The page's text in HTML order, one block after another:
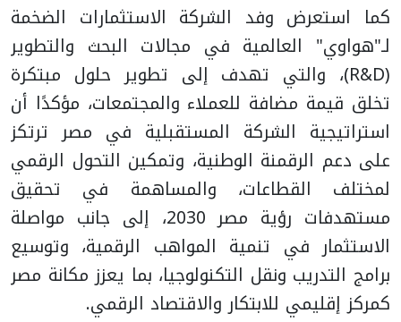
كما استعرض وفد الشركة الاستثمارات الضخمة
لـ"هواوي" العالمية في مجالات البحث والتطوير
(R&D)، والتي تهدف إلى تطوير حلول مبتكرة
تخلق قيمة مضافة للعملاء والمجتمعات، مؤكدًا أن
استراتيجية الشركة المستقبلية في مصر ترتكز
على دعم الرقمنة الوطنية، وتمكين التحول الرقمي
لمختلف القطاعات، والمساهمة في تحقيق
مستهدفات رؤية مصر 2030، إلى جانب مواصلة
الاستثمار في تنمية المواهب الرقمية، وتوسيع
برامج التدريب ونقل التكنولوجيا، بما يعزز مكانة مصر
كمركز إقليمي للابتكار والاقتصاد الرقمي.